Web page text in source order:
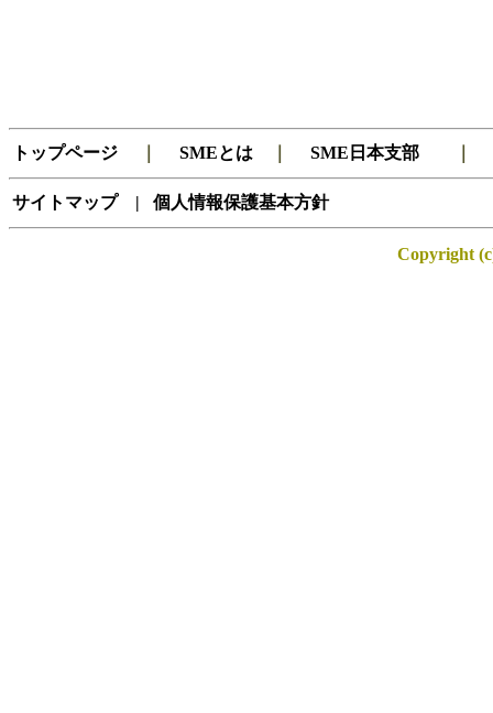
トップページ SMEとは SME日本支部
サイトマップ | 個人情報保護基本方針
Copyright